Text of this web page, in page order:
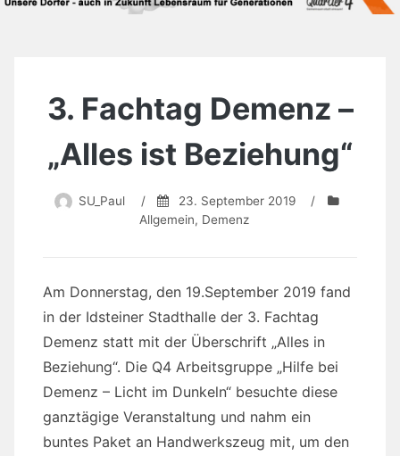
3. Fachtag Demenz –
„Alles ist Beziehung“
SU_Paul / 23. September 2019
/
Allgemein, Demenz
Am Donnerstag, den 19.September 2019 fand
in der Idsteiner Stadthalle der 3. Fachtag
Demenz statt mit der Überschrift „Alles in
Beziehung“. Die Q4 Arbeitsgruppe „Hilfe bei
Demenz – Licht im Dunkeln“ besuchte diese
ganztägige Veranstaltung und nahm ein
buntes Paket an Handwerkszeug mit, um den